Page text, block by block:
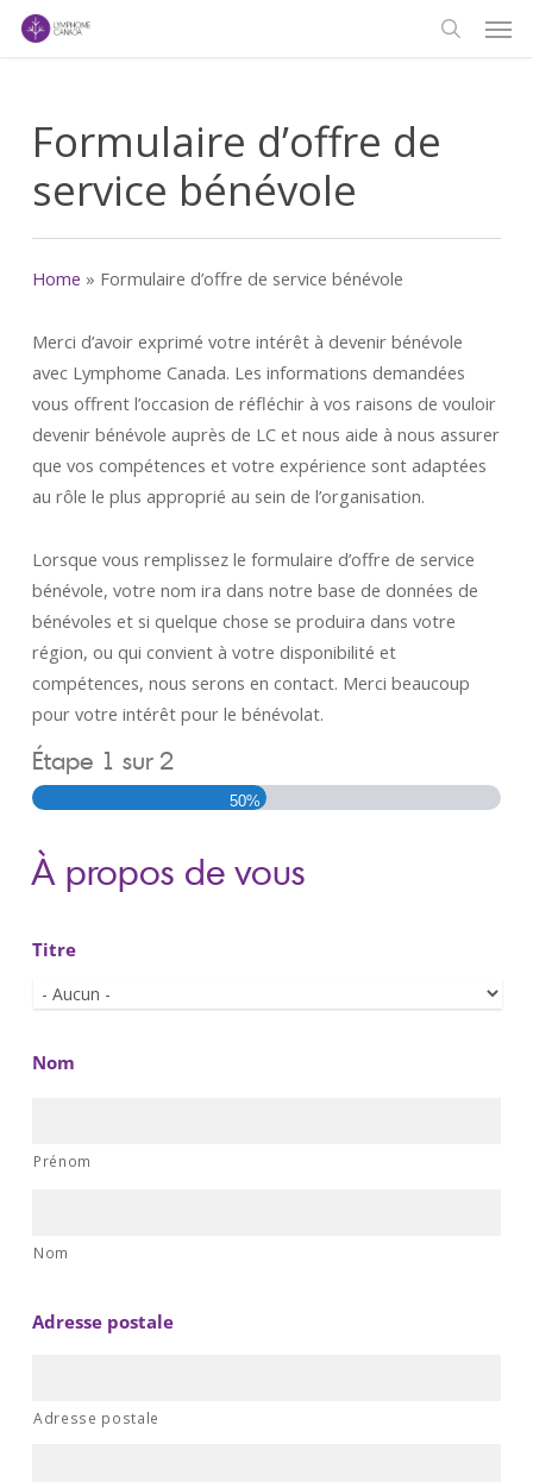
Skip
Formulaire d’offre de
service bénévole
Home » Formulaire d’offre de service bénévole
Merci d’avoir exprimé votre intérêt à devenir bénévole
avec Lymphome Canada. Les informations demandées
vous offrent l’occasion de réfléchir à vos raisons de vouloir
devenir bénévole auprès de LC et nous aide à nous assurer
que vos compétences et votre expérience sont adaptées
au rôle le plus approprié au sein de l’organisation.
Lorsque vous remplissez le formulaire d’offre de service
bénévole, votre nom ira dans notre base de données de
bénévoles et si quelque chose se produira dans votre
région, ou qui convient à votre disponibilité et
compétences, nous serons en contact. Merci beaucoup
pour votre intérêt pour le bénévolat.
Étape 1 sur 2
50%
À propos de vous
Titre
Nom
Prénom
Nom
Adresse postale
Adresse postale